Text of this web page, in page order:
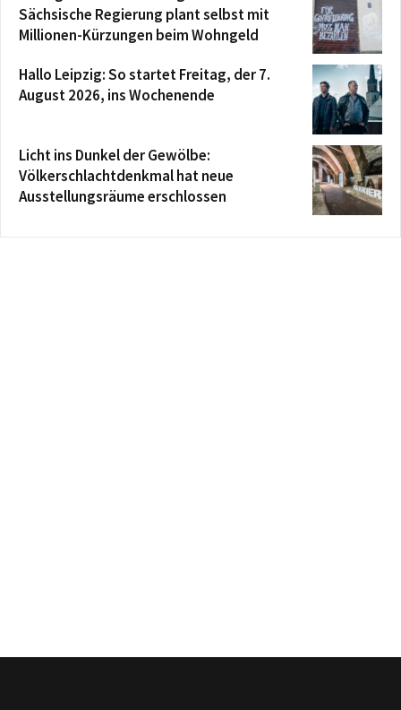
Sächsische Regierung plant selbst mit
Millionen-Kürzungen beim Wohngeld
Hallo Leipzig: So startet Freitag, der 7.
August 2026, ins Wochenende
Licht ins Dunkel der Gewölbe:
Völkerschlachtdenkmal hat neue
Ausstellungsräume erschlossen